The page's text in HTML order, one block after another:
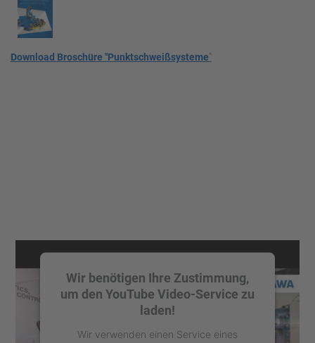
Download Broschüre "Punktschweißsysteme"
Wir benötigen Ihre Zustimmung,
um den YouTube Video-Service zu
laden!
Wir verwenden einen Service eines